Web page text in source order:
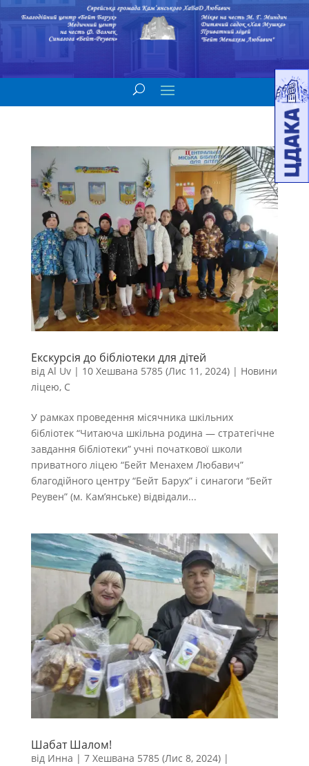
Екскурсія до бібліотеки для дітей
від Al Uv| 10 Хешвана 5785 (Лис 11, 2024)| Новини
ліцею, С
У рамках проведення місячника шкільних
бібліотек “Читаюча шкільна родина — стратегічне
завдання бібліотеки” учні початкової школи
приватного ліцею “Бейт Менахем Любавич”
благодійного центру “Бейт Барух” і синагоги “Бейт
Реувен” (м. Кам’янське) відвідали...
Шабат Шалом!
від Инна | 7 Хешвана 5785 (Лис 8, 2024)|